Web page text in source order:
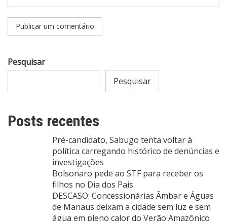
Pesquisar
Pesquisar
Posts recentes
Pré-candidato, Sabugo tenta voltar à
política carregando histórico de denúncias e
investigações
Bolsonaro pede ao STF para receber os
filhos no Dia dos Pais
DESCASO: Concessionárias Âmbar e Águas
de Manaus deixam a cidade sem luz e sem
água em pleno calor do Verão Amazônico